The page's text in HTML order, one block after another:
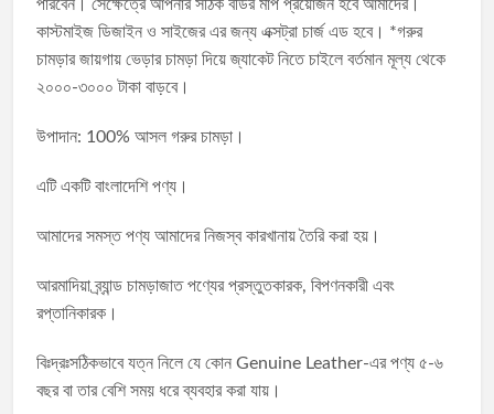
পারবেন। সেক্ষেত্রে আপনার সঠিক বডির মাপ প্রয়োজন হবে আমাদের।
কাস্টমাইজ ডিজাইন ও সাইজের এর জন্য এক্সট্রা চার্জ এড হবে। *গরুর
চামড়ার জায়গায় ভেড়ার চামড়া দিয়ে জ্যাকেট নিতে চাইলে বর্তমান মূল্য থেকে
২০০০-৩০০০ টাকা বাড়বে।
উপাদান: 100% আসল গরুর চামড়া।
এটি একটি বাংলাদেশি পণ্য।
আমাদের সমস্ত পণ্য আমাদের নিজস্ব কারখানায় তৈরি করা হয়।
আরমাদিয়া ব্র্যান্ড চামড়াজাত পণ্যের প্রস্তুতকারক, বিপণনকারী এবং
রপ্তানিকারক।
বিঃদ্রঃসঠিকভাবে যত্ন নিলে যে কোন Genuine Leather-এর পণ্য ৫-৬
বছর বা তার বেশি সময় ধরে ব্যবহার করা যায়।